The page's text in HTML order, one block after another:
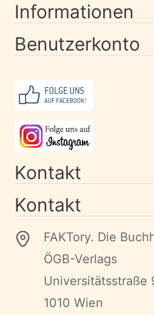
Informationen
Benutzerkonto
Kontakt
Kontakt
FAKTory. Die
ÖGB-Verlags
Universitätsstraße
1010 Wien